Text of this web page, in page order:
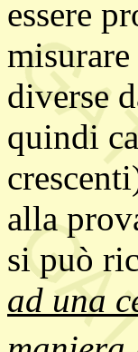
essere
diverse
quindi
alla
si può
ad una